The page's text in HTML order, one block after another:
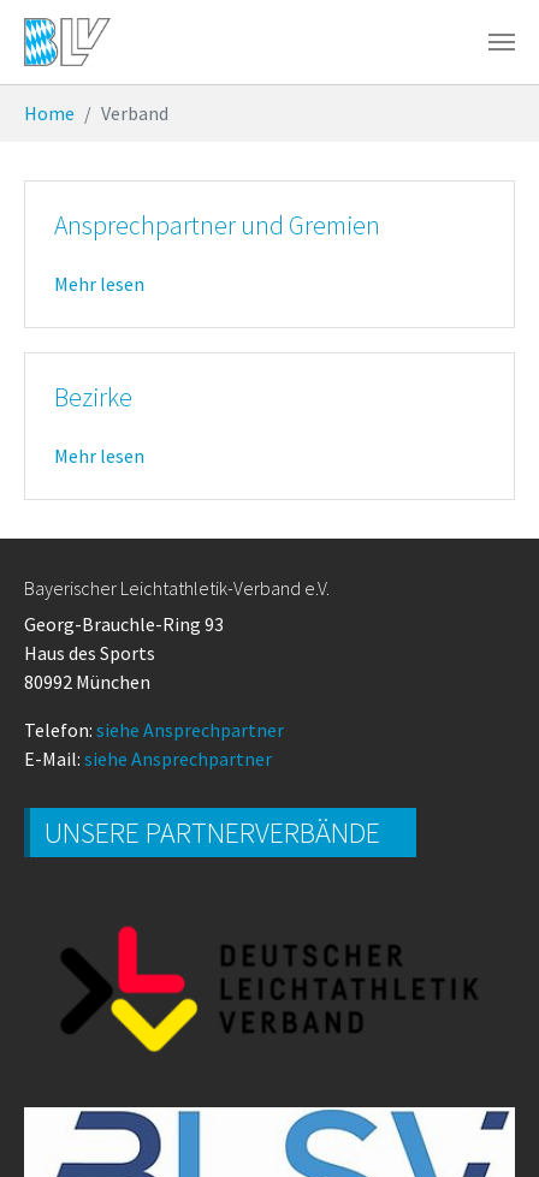
Zum Hauptinhalt springen
Home Verband
Ansprechpartner und Gremien
Mehr lesen
Bezirke
Mehr lesen
Bayerischer Leichtathletik-Verband e.V.
Georg-Brauchle-Ring 93
Haus des Sports
80992 München
Telefon: siehe Ansprechpartner
E-Mail: siehe Ansprechpartner
UNSERE PARTNERVERBÄNDE